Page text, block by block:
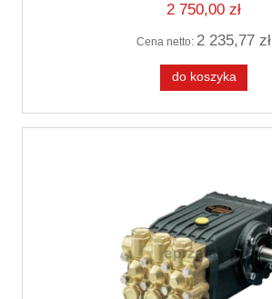
2 750,00 zł
Cena netto: 2 235,77 zł
do koszyka